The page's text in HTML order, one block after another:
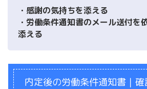
・感謝の気持ちを添える
・労働条件通知書のメール送付
添える
内定後の労働条件通知書｜